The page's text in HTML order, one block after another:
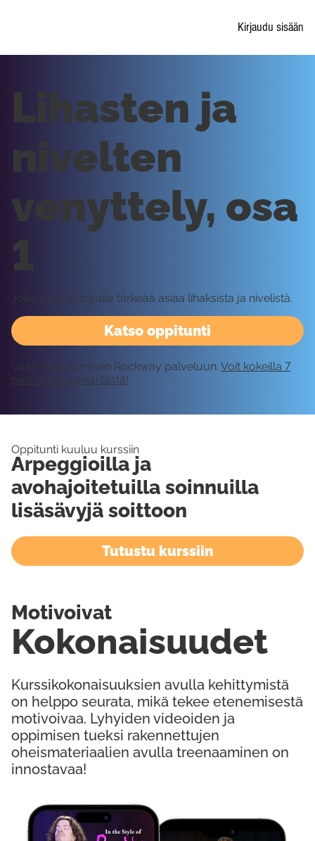
Kirjaudu sisään
Katso oppitunti
Lihasten ja
nivelten
venyttely, osa
1
Jokaiselle soittajalle tärkeää asiaa lihaksista ja nivelistä.
Vaatii kirjautumisen Rockway palveluun. Voit kokeilla 7
päivää ilmaiseksi tästä!
Oppitunti kuuluu kurssiin
Arpeggioilla ja
avohajoitetuilla soinnuilla
lisäsävyjä soittoon
Tutustu kurssiin
Kurssikokonaisuuksien avulla kehittymistä
on helppo seurata, mikä tekee etenemisestä
motivoivaa. Lyhyiden videoiden ja
oppimisen tueksi rakennettujen
oheismateriaalien avulla treenaaminen on
innostavaa!
Kokonaisuudet
Motivoivat